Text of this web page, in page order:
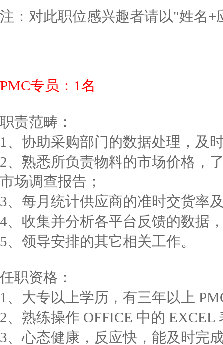
注：对此职位感兴趣者请以"姓名+
PMC专员：1名
职责范畴：
1、协助采购部门的数据处理，及
2、熟悉所负责物料的市场价格，
市场调查报告；
3、每月统计供应商的准时交货率
4、收集并分析各平台反馈的数据
5、领导安排的其它相关工作。
任职资格：
1、大专以上学历，有三年以上
2、熟练操作 OFFICE 中的
3、心态健康，反应快，能及时完